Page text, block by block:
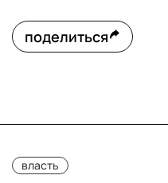
поделиться
власть